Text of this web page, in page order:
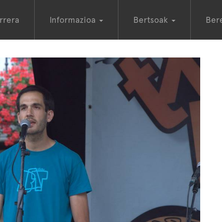
Informazioa Bertsoak